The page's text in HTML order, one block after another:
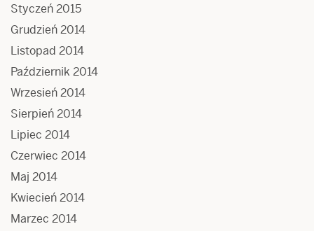
Styczeń 2015
Grudzień 2014
Listopad 2014
Październik 2014
Wrzesień 2014
Sierpień 2014
Lipiec 2014
Czerwiec 2014
Maj 2014
Kwiecień 2014
Marzec 2014